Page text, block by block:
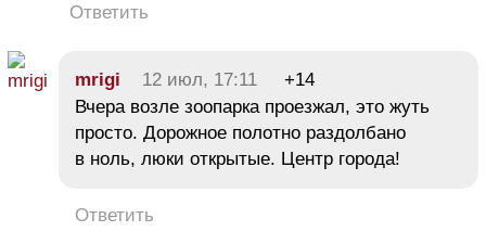
Ответить
mrigi 12 июл, 17:11
+14
Вчера возле зоопарка проезжал, это жуть
просто. Дорожное полотно раздолбано
в ноль, люки открытые. Центр города!
Ответить